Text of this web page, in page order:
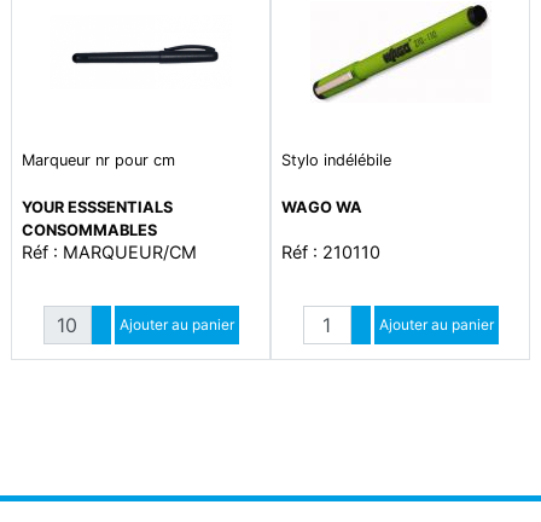
Marqueur nr pour cm
YOUR ESSSENTIALS
CONSOMMABLES
Réf : MARQUEUR/CM
Quantité
Augmenter quantité
Diminuer quantité
Ajouter au panier
Stylo indélébile
WAGO WA
Réf : 210110
Quantité
Augmenter quantité
Diminuer quantité
Ajouter au panier